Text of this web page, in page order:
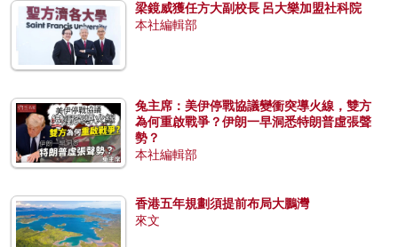
梁鏡威獲任方大副校長 呂大樂加盟社科院
本社編輯部
兔主席：美伊停戰協議變衝突導火線，雙方
為何重啟戰爭？伊朗一早洞悉特朗普虛張聲
勢？
本社編輯部
香港五年規劃須提前布局大鵬灣
來文